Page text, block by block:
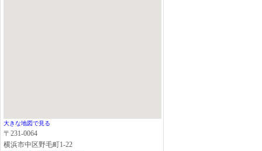
大きな地図で見る
〒231-0064
横浜市中区野毛町1-22